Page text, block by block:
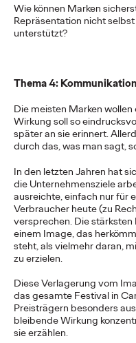
Wie können Marken
Repräsentation nicht
unterstützt?
Thema 4:
Die meisten Marken
Wirkung soll so
später an sie erinnert.
durch das, was man sagt,
In den letzten Jahren hat
die Unternehmensziele
ausreichte, einfach nur für
Verbraucher heute (zu
versprechen. Die
einem Image, das
steht, als vielmehr daran,
zu erzielen.
Diese Verlagerung vom
das gesamte Festival in
Preisträgern besonders
bleibende Wirkung
sie erzählen.
Dieses Jahr startet Ogilvy,
Milka eine europaweite
Verbraucher:innen an den
Der
des
Rahul Titus
Verbraucher bezogenes
Zusammenarbeit mit…
More→